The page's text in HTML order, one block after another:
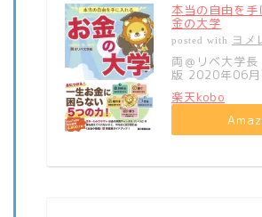
本当の自由を
金の大学
posted with ヨメ
両＠リベ大学
版 2020年06
楽天kobo